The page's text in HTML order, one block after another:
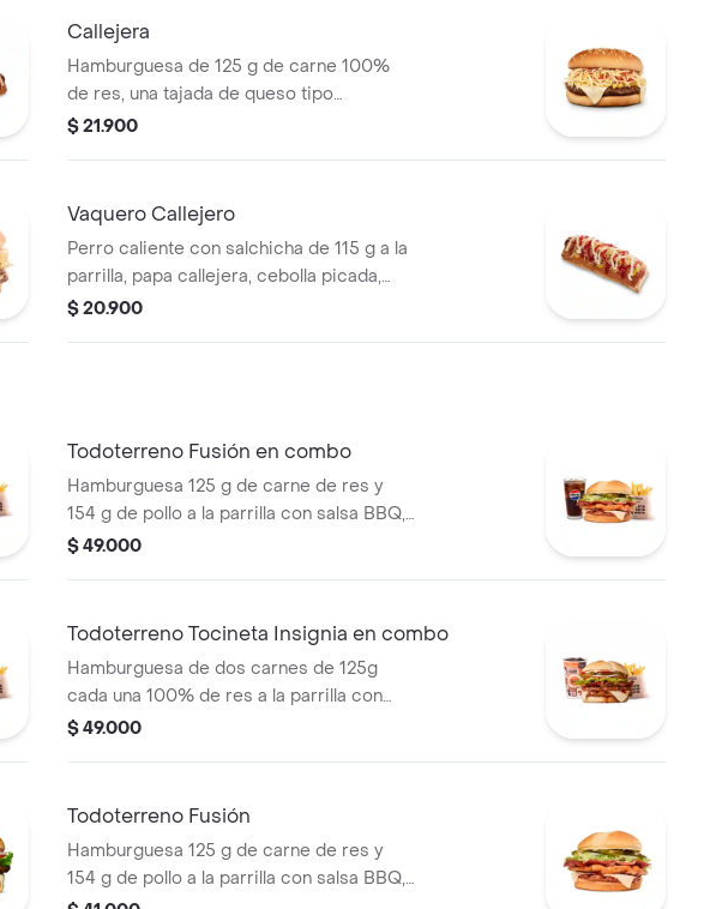
Callejera
Hamburguesa de 125 g de carne 100%
de res, una tajada de queso tipo
mozzarella, papas callejera, salsa blanca,
$ 21.900
Vaquero Callejero
Perro caliente con salchicha de 115 g a la
parrilla, papa callejera, cebolla picada,
salsa blanca, salsa de tomate y mostaza
$ 20.900
Todoterreno Fusión en combo
Hamburguesa 125 g de carne de res y
154 g de pollo a la parrilla con salsa BBQ,
tocineta, queso mozzarella, pepinillos,
cascos) + bebida PET
$ 49.000
Todoterreno Tocineta Insignia en combo
Hamburguesa de dos carnes de 125g
cada una 100% de res a la parrilla con
salsa BBQ, tocineta, queso mozzarella,
papa + papas Corral medianas + bebida
$ 49.000
Todoterreno Fusión
Hamburguesa 125 g de carne de res y
154 g de pollo a la parrilla con salsa BBQ,